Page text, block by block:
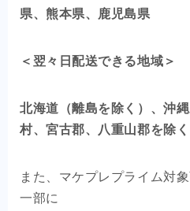
県、熊本県、鹿児島県
＜翌々日配送できる地域＞
北海道（離島を除く）、沖
村、宮古郡、八重山郡を除く
また、マケプレプライム対
一部に